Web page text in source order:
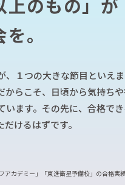
ド）
英語長
学校準
学校準
作文添
上のもの」が
。
１つの大きな節目といえ
らこそ、日頃から気持ち
ます。その先に、合格で
けるはずです。
カデミー」「東進衛星予備校」の合格実